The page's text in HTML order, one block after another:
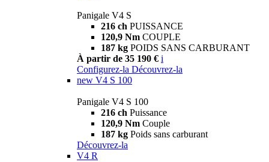
Panigale V4 S
216 ch PUISSANCE
120,9 Nm COUPLE
187 kg POIDS SANS CARBURANT
À partir de 35 190 € i
Configurez-la Découvrez-la
new V4 S 100
Panigale V4 S 100
216 ch Puissance
120,9 Nm Couple
187 kg Poids sans carburant
Découvrez-la
V4 R